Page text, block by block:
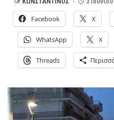
ΚΩΝΣΤΑΝΤΙΝΟΣ 3
Facebook X
WhatsApp X
Threads